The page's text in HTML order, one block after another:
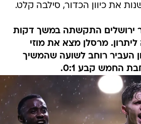
את כיוון הכדור, סילבה קלט.
בית"ר ירושלים התקשתה במשך דקות
מרסלן מצא את מוזי
העביר רוחב לשועה שהמשיך
החמש קבע 0:1.